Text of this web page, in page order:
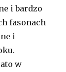
i bardzo
fasonach
i
w